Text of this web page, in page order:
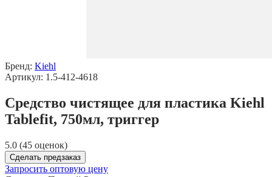
Бренд: Kiehl
Артикул: 1.5-412-4618
Средство чистящее для пластика Kiehl
Tablefit, 750мл, триггер
5.0 (45 оценок)
Сделать предзаказ
Запросить оптовую цену